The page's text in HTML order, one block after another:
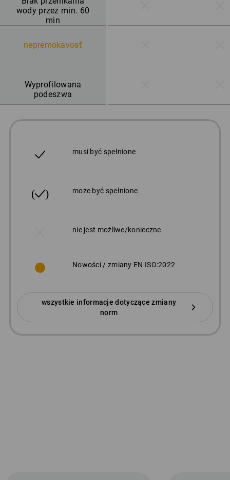
wody przez min. 60
min
nepremokavosť
Wyprofilowana
podeszwa
musi być spełnione
może być spełnione
nie jest możliwe/konieczne
Nowości / zmiany EN ISO:2022
wszystkie informacje dotyczące zmiany
norm